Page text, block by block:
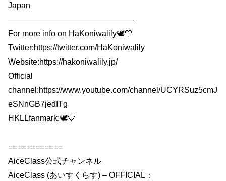
Japan
———————————————–
For more info on HaKoniwalily🕊🤍
Twitter:https://twitter.com/HaKoniwalily
Website:https://hakoniwalily.jp/
Official
channel:https://www.youtube.com/channel/UCYRSuz5cmJ
eSNnGB7jedITg
HKLLfanmark:🕊🤍
============
AiceClass公式チャンネル
AiceClass (あいすくらす) – OFFICIAL：